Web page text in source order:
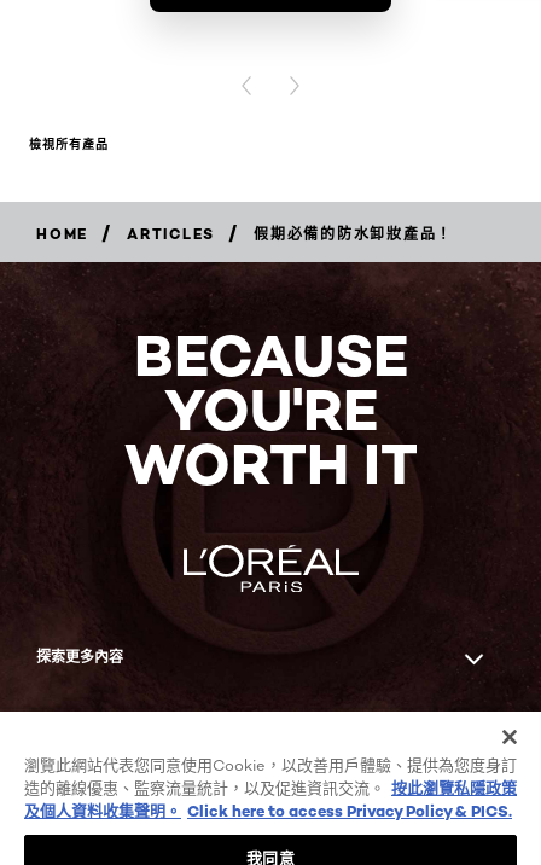
PREVIOUS CARD
NEXT CARD
檢視所有產品
HOME / ARTICLES / 假期必備的防水卸妝產品！
BECAUSE
YOU'RE
WORTH IT
探索更多內容
COOKIE列表
私隱政策及個人資料收集聲明
瀏覽此網站代表您同意使用Cookie，以改善用戶體驗、提供為您度身訂
造的離線優惠、監察流量統計，以及促進資訊交流。 按此瀏覽私隱政策
及個人資料收集聲明。 Click here to access Privacy Policy & PICS.
我同意